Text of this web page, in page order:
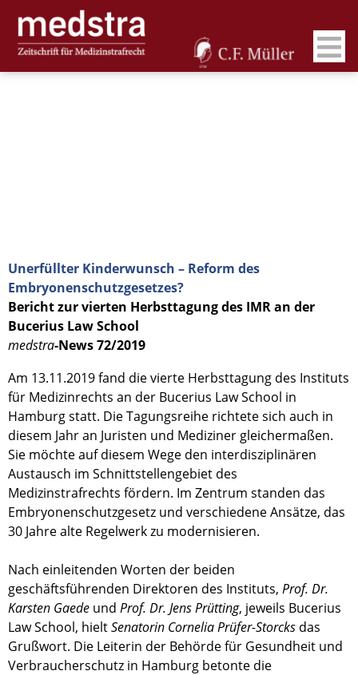
Unerfüllter Kinderwunsch – Reform des
Embryonenschutzgesetzes?
Bericht zur vierten Herbsttagung des IMR an der
Bucerius Law School
medstra-News 72/2019
Am 13.11.2019 fand die vierte Herbsttagung des Instituts
für Medizinrechts an der Bucerius Law School in
Hamburg statt. Die Tagungsreihe richtete sich auch in
diesem Jahr an Juristen und Mediziner gleichermaßen.
Sie möchte auf diesem Wege den interdisziplinären
Austausch im Schnittstellengebiet des
Medizinstrafrechts fördern. Im Zentrum standen das
Embryonenschutzgesetz und verschiedene Ansätze, das
30 Jahre alte Regelwerk zu modernisieren.
Nach einleitenden Worten der beiden
geschäftsführenden Direktoren des Instituts, Prof. Dr.
Karsten Gaede und Prof. Dr. Jens Prütting, jeweils Bucerius
Law School, hieltSenatorin Cornelia Prüfer-Storcks das
Grußwort. Die Leiterin der Behörde für Gesundheit und
Verbraucherschutz in Hamburg betonte die